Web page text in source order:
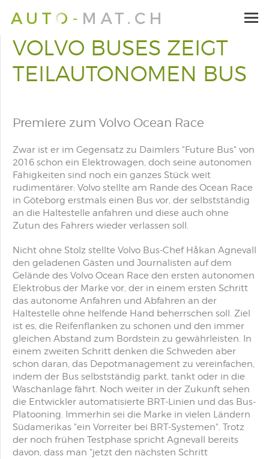
VOLVO BUSES ZEIGT
TEILAUTONOMEN BUS
Premiere zum Volvo Ocean Race
Zwar ist er im Gegensatz zu Daimlers "Future Bus" von
2016 schon ein Elektrowagen, doch seine autonomen
Fähigkeiten sind noch ein ganzes Stück weit
rudimentärer: Volvo stellte am Rande des Ocean Race
in Göteborg erstmals einen Bus vor, der selbstständig
an die Haltestelle anfahren und diese auch ohne
Zutun des Fahrers wieder verlassen soll.
Nicht ohne Stolz stellte Volvo Bus-Chef Håkan Agnevall
den geladenen Gästen und Journalisten auf dem
Gelände des Volvo Ocean Race den ersten autonomen
Elektrobus der Marke vor, der in einem ersten Schritt
das autonome Anfahren und Abfahren an der
Haltestelle ohne helfende Hand beherrschen soll. Ziel
ist es, die Reifenflanken zu schonen und den immer
gleichen Abstand zum Bordstein zu gewährleisten. In
einem zweiten Schritt denken die Schweden aber
schon daran, das Depotmanagement zu vereinfachen,
indem der Bus selbstständig parkt, tankt oder in die
Waschanlage fährt. Noch weiter in der Zukunft sehen
die Entwickler automatisierte BRT-Linien und das Bus-
Platooning. Immerhin sei die Marke in vielen Ländern
Südamerikas "ein Vorreiter bei BRT-Systemen". Trotz
der noch frühen Testphase spricht Agnevall bereits
davon, dass man "jetzt den nächsten Schritt